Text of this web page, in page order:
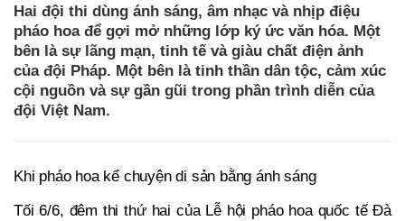
Hai đội thi dùng ánh sáng, âm nhạc và nhịp điệu
pháo hoa để gợi mở những lớp ký ức văn hóa. Một
bên là sự lãng mạn, tinh tế và giàu chất điện ảnh
của đội Pháp. Một bên là tinh thần dân tộc, cảm xúc
cội nguồn và sự gần gũi trong phần trình diễn của
đội Việt Nam.
Khi pháo hoa kể chuyện di sản bằng ánh sáng
Tối 6/6, đêm thi thứ hai của Lễ hội pháo hoa quốc tế Đà